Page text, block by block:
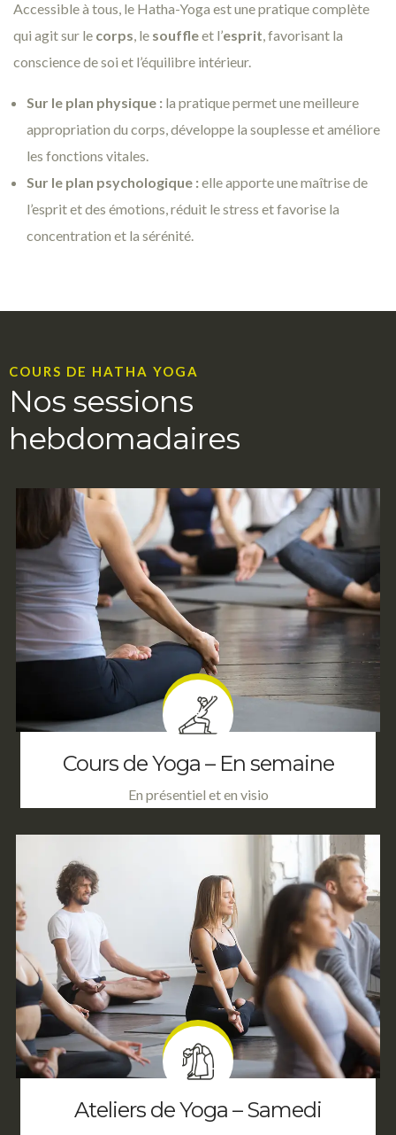
Accessible à tous, le Hatha-Yoga est une pratique complète
qui agit sur le corps , le souffleet l’esprit , favorisant la
conscience de soi et l’équilibre intérieur.
Sur le plan physique : la pratique permet une meilleure
appropriation du corps, développe la souplesse et améliore
les fonctions vitales.
Sur le plan psychologique :elle apporte une maîtrise de
l’esprit et des émotions, réduit le stress et favorise la
concentration et la sérénité.
COURS DE HATHA YOGA
Nos sessions
hebdomadaires
Cours de Yoga – En semaine
En présentiel et en visio
Ateliers de Yoga – Samedi